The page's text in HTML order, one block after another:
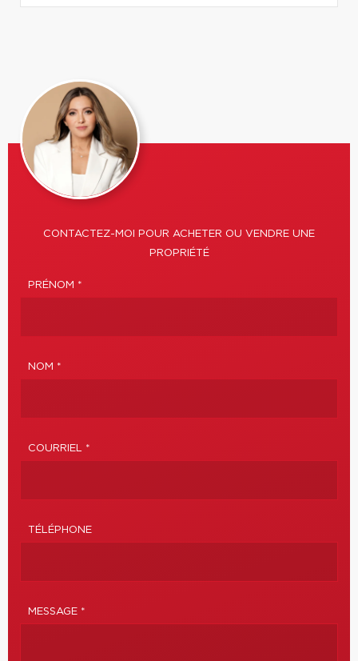
CONTACTEZ-MOI POUR ACHETER OU VENDRE UNE
PROPRIÉTÉ
PRÉNOM *
NOM *
COURRIEL *
TÉLÉPHONE
MESSAGE *